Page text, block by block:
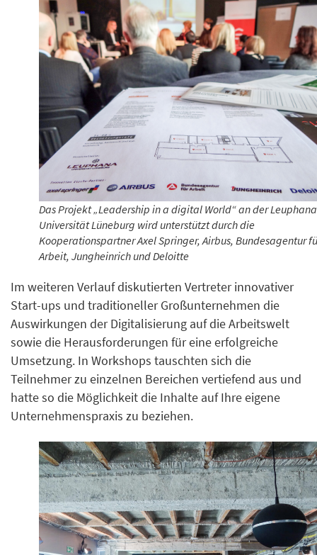
Das Projekt „Leadership in a digital World“ an der Leuphana
Universität Lüneburg wird unterstützt durch die
Kooperationspartner Axel Springer, Airbus, Bundesagentur
Arbeit, Jungheinrich und Deloitte
Im weiteren Verlauf diskutierten Vertreter innovativer
Start-ups und traditioneller Großunternehmen die
Auswirkungen der Digitalisierung auf die Arbeitswelt
sowie die Herausforderungen für eine erfolgreiche
Umsetzung. In Workshops tauschten sich die
Teilnehmer zu einzelnen Bereichen vertiefend aus und
hatte so die Möglichkeit die Inhalte auf Ihre eigene
Unternehmenspraxis zu beziehen.